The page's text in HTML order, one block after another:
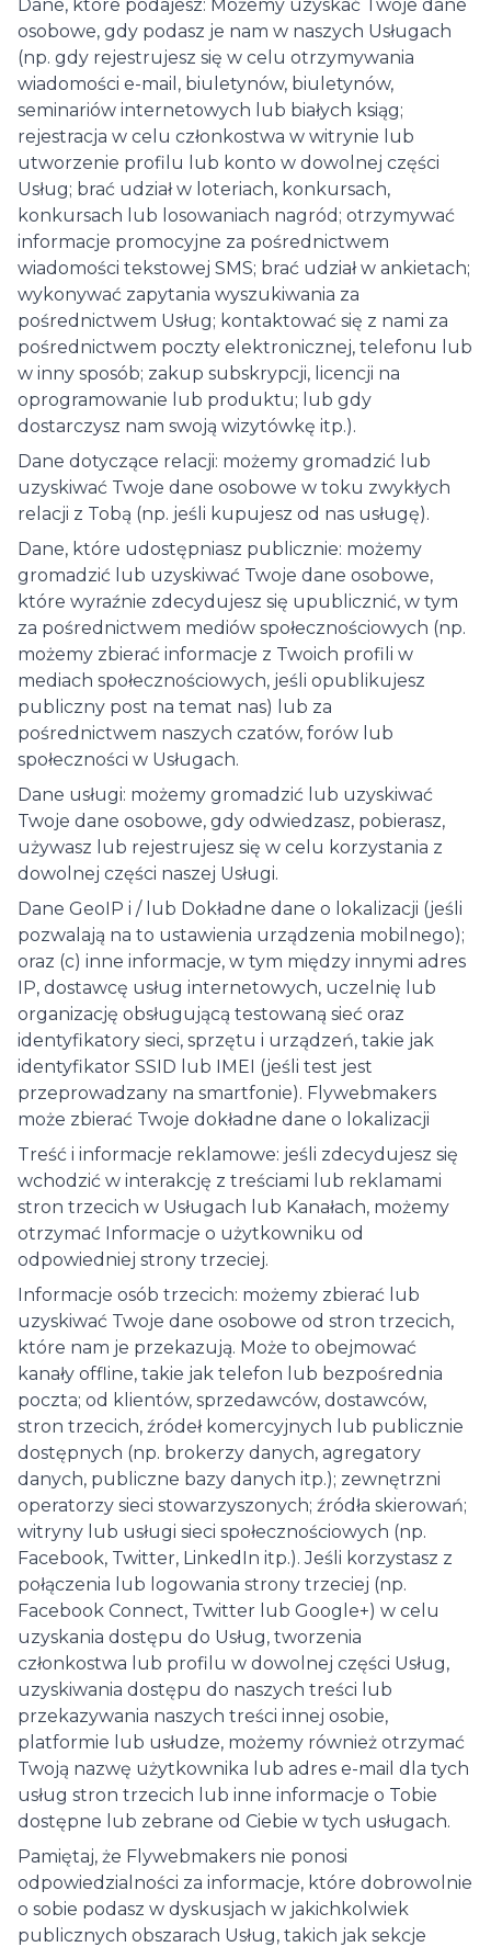
Dane, które podajesz: Możemy uzyskać Twoje dane
osobowe, gdy podasz je nam w naszych Usługach
(np. gdy rejestrujesz się w celu otrzymywania
wiadomości e-mail, biuletynów, biuletynów,
seminariów internetowych lub białych ksiąg;
rejestracja w celu członkostwa w witrynie lub
utworzenie profilu lub konto w dowolnej części
Usług; brać udział w loteriach, konkursach,
konkursach lub losowaniach nagród; otrzymywać
informacje promocyjne za pośrednictwem
wiadomości tekstowej SMS; brać udział w ankietach;
wykonywać zapytania wyszukiwania za
pośrednictwem Usług; kontaktować się z nami za
pośrednictwem poczty elektronicznej, telefonu lub
w inny sposób; zakup subskrypcji, licencji na
oprogramowanie lub produktu; lub gdy
dostarczysz nam swoją wizytówkę itp.).
Dane dotyczące relacji: możemy gromadzić lub
uzyskiwać Twoje dane osobowe w toku zwykłych
relacji z Tobą (np. jeśli kupujesz od nas usługę).
Dane, które udostępniasz publicznie: możemy
gromadzić lub uzyskiwać Twoje dane osobowe,
które wyraźnie zdecydujesz się upublicznić, w tym
za pośrednictwem mediów społecznościowych (np.
możemy zbierać informacje z Twoich profili w
mediach społecznościowych, jeśli opublikujesz
publiczny post na temat nas) lub za
pośrednictwem naszych czatów, forów lub
społeczności w Usługach.
Dane usługi: możemy gromadzić lub uzyskiwać
Twoje dane osobowe, gdy odwiedzasz, pobierasz,
używasz lub rejestrujesz się w celu korzystania z
dowolnej części naszej Usługi.
Dane GeoIP i / lub Dokładne dane o lokalizacji (jeśli
pozwalają na to ustawienia urządzenia mobilnego);
oraz (c) inne informacje, w tym między innymi adres
IP, dostawcę usług internetowych, uczelnię lub
organizację obsługującą testowaną sieć oraz
identyfikatory sieci, sprzętu i urządzeń, takie jak
identyfikator SSID lub IMEI (jeśli test jest
przeprowadzany na smartfonie). Flywebmakers
może zbierać Twoje dokładne dane o lokalizacji
Treść i informacje reklamowe: jeśli zdecydujesz się
wchodzić w interakcję z treściami lub reklamami
stron trzecich w Usługach lub Kanałach, możemy
otrzymać Informacje o użytkowniku od
odpowiedniej strony trzeciej.
Informacje osób trzecich: możemy zbierać lub
uzyskiwać Twoje dane osobowe od stron trzecich,
które nam je przekazują. Może to obejmować
kanały offline, takie jak telefon lub bezpośrednia
poczta; od klientów, sprzedawców, dostawców,
stron trzecich, źródeł komercyjnych lub publicznie
dostępnych (np. brokerzy danych, agregatory
danych, publiczne bazy danych itp.); zewnętrzni
operatorzy sieci stowarzyszonych; źródła skierowań;
witryny lub usługi sieci społecznościowych (np.
Facebook, Twitter, LinkedIn itp.). Jeśli korzystasz z
połączenia lub logowania strony trzeciej (np.
Facebook Connect, Twitter lub Google+) w celu
uzyskania dostępu do Usług, tworzenia
członkostwa lub profilu w dowolnej części Usług,
uzyskiwania dostępu do naszych treści lub
przekazywania naszych treści innej osobie,
platformie lub usłudze, możemy również otrzymać
Twoją nazwę użytkownika lub adres e-mail dla tych
usług stron trzecich lub inne informacje o Tobie
dostępne lub zebrane od Ciebie w tych usługach.
Pamiętaj, że Flywebmakers nie ponosi
odpowiedzialności za informacje, które dobrowolnie
o sobie podasz w dyskusjach w jakichkolwiek
publicznych obszarach Usług, takich jak sekcje